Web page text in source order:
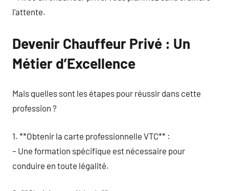
l’attente.
Devenir Chauffeur Privé : Un
Métier d’Excellence
Mais quelles sont les étapes pour réussir dans cette
profession ?
1. **Obtenir la carte professionnelle VTC** :
– Une formation spécifique est nécessaire pour
conduire en toute légalité.